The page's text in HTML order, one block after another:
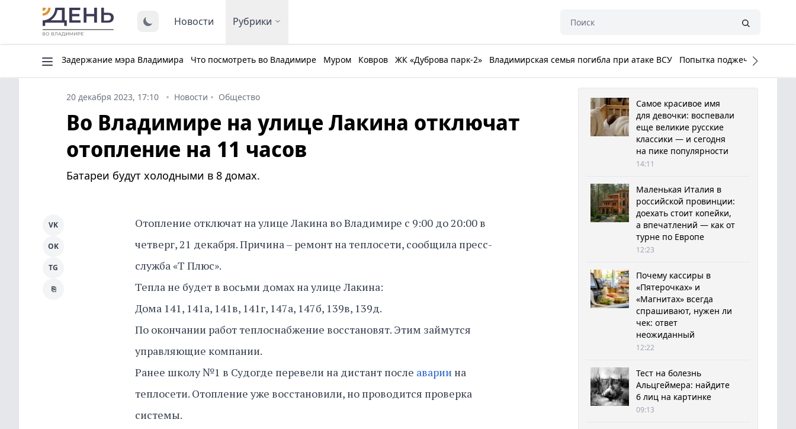
Новости Рубрики
Задержание мэра Владимира Что посмотреть во Владимире Муром Ковров ЖК «Дуброва парк-2» Владимирская семья погибла при атаке ВСУ Попытка поджечь Белый
20 декабря 2023, 17:10 Новости Общество
Во Владимире на улице Лакина отключат
отопление на 11 часов
Батареи будут холодными в 8 домах.
Отопление отключат на улице Лакина во Владимире с 9:00 до 20:00 в
четверг, 21 декабря. Причина – ремонт на теплосети, сообщила пресс-
служба «Т Плюс».
Тепла не будет в восьми домах на улице Лакина:
Дома 141, 141а, 141в, 141г, 147а, 147б, 139в, 139д.
По окончании работ теплоснабжение восстановят. Этим займутся
управляющие компании.
Ранее школу №1 в Судогде перевели на дистант после аварии на
теплосети. Отопление уже восстановили, но проводится проверка
системы.
VK
OK
TG
⎘
Самое красивое имя
для девочки: воспевали
еще великие русские
классики — и сегодня
на пике популярности
14:11
Маленькая Италия в
российской провинции:
доехать стоит копейки,
а впечатлений — как от
турне по Европе
12:23
Почему кассиры в
«Пятерочках» и
«Магнитах» всегда
спрашивают, нужен ли
чек: ответ
неожиданный
12:22
Тест на болезнь
Альцгеймера: найдите
6 лиц на картинке
09:13